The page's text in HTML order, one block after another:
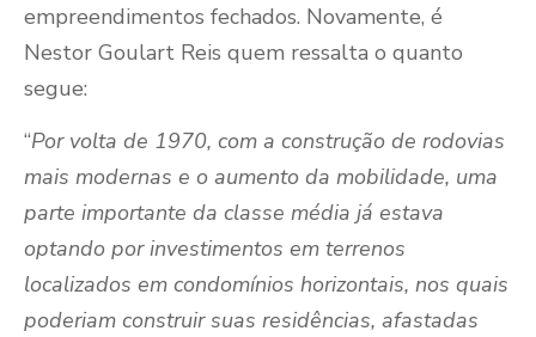
empreendimentos fechados. Novamente, é
Nestor Goulart Reis quem ressalta o quanto
segue:
“Por volta de 1970, com a construção de rodovias
mais modernas e o aumento da mobilidade, uma
parte importante da classe média já estava
optando por investimentos em terrenos
localizados em condomínios horizontais, nos quais
poderiam construir suas residências, afastadas